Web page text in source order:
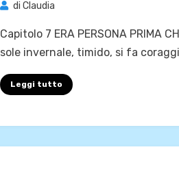
di Claudia
Capitolo 7 ERA PERSONA PRIMA
sole invernale, timido, si fa
Leggi tutto